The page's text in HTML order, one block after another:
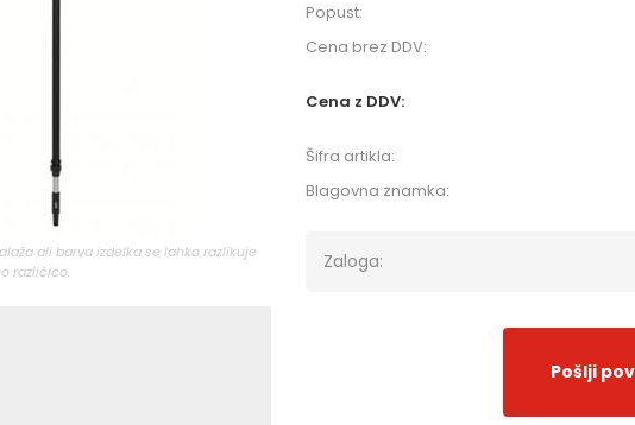
ali barva izdelka se lahko razlikuje
različico.
Popust:
Cena brez DDV:
Cena z DDV:
Šifra artikla:
Blagovna znamka:
Zaloga:
Pošlji